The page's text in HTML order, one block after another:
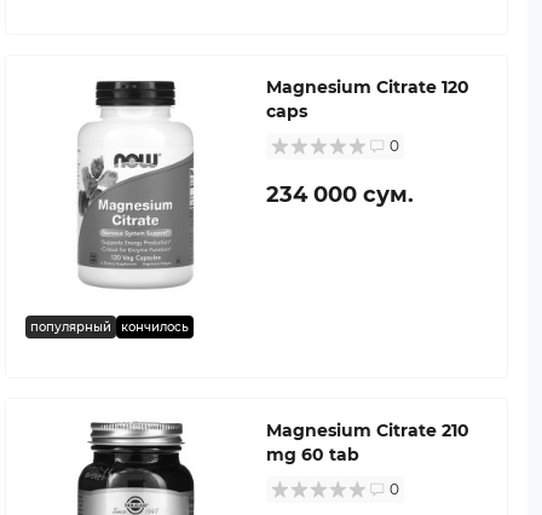
популярный кончилось
Magnesium Citrate 120
caps
0
234 000 сум.
Magnesium Citrate 210
mg 60 tab
0